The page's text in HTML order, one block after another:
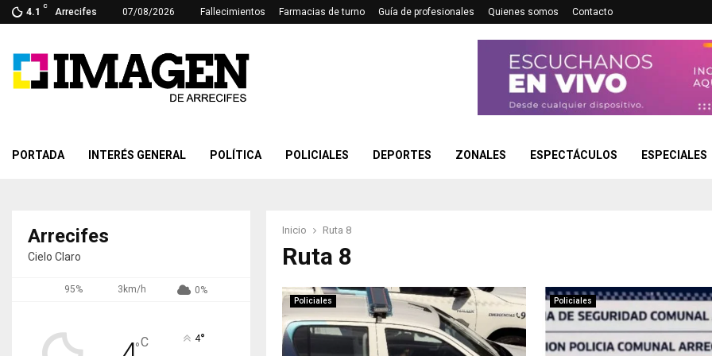
4.1
C
Arrecifes 07/08/2026 Fallecimientos Farmacias de turno Guía de profesionales Quienes somos Contacto
PORTADA INTERÉS GENERAL POLÍTICA POLICIALES DEPORTES ZONALES ESPECTÁCULOS ESPECIALES
Inicio Ruta 8
Ruta 8
Policiales Policiales
Arrecifes
Cielo Claro
95% 3km/h 0%
°C 4°